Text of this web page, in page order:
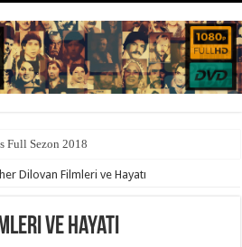
Full Sezon 2018
Dilovan Filmleri ve Hayatı
ve Hayatı